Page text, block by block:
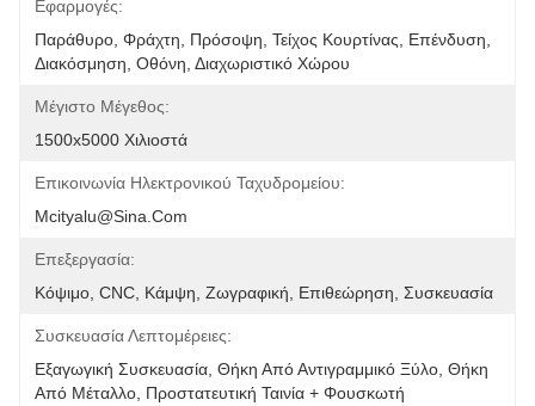
Εφαρμογές:
Παράθυρο, Φράχτη, Πρόσοψη, Τείχος Κουρτίνας, Επένδυση,
Διακόσμηση, Οθόνη, Διαχωριστικό Χώρου
Μέγιστο Μέγεθος:
1500x5000 Χιλιοστά
Επικοινωνία Ηλεκτρονικού Ταχυδρομείου:
Mcityalu@sina.com
Επεξεργασία:
Κόψιμο, CNC, Κάμψη, Ζωγραφική, Επιθεώρηση, Συσκευασία
Συσκευασία Λεπτομέρειες:
Εξαγωγική Συσκευασία, Θήκη Από Αντιγραμμικό Ξύλο, Θήκη
Από Μέταλλο, Προστατευτική Ταινία + Φουσκωτή